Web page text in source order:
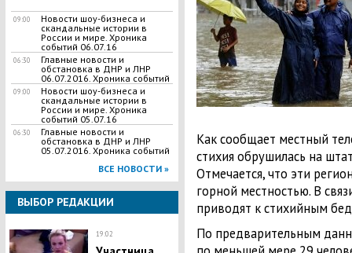
09:00
Новости шоу-бизнеса и
скандальные истории в
России и мире. Хроника
событий 06.07.16
06:30
Главные новости и
обстановка в ДНР и ЛНР
06.07.2016. Хроника событий
09:00
Новости шоу-бизнеса и
скандальные истории в
России и мире. Хроника
событий 05.07.16
06:30
Главные новости и
обстановка в ДНР и ЛНР
05.07.2016. Хроника событий
ВСЕ НОВОСТИ »
ВЫБОР РЕДАКЦИИ
19:02
Как сообщает местный
стихия обрушилась на
Отмечается, что эти
горной местностью. В
приводят к стихийным
По предварительным